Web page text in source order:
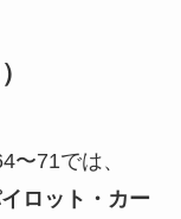
〜71では、
ロット・カー